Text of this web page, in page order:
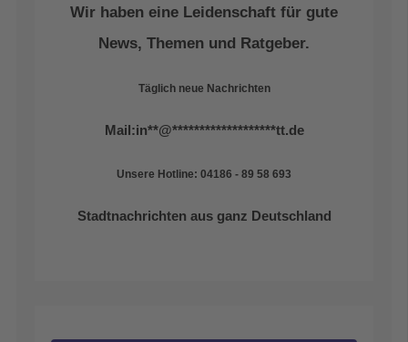
Wir haben eine Leidenschaft für gute
News, Themen und Ratgeber.
Täglich neue Nachrichten
Mail:in**@*******************tt.de
Unsere Hotline: 04186 - 89 58 693
Stadtnachrichten aus ganz Deutschland